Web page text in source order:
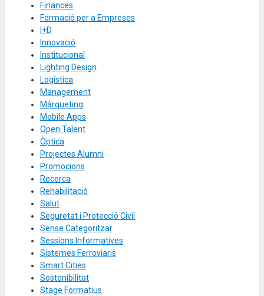
Finances
Formació per a Empreses
I+D
Innovació
Institucional
Lighting Design
Logística
Management
Màrqueting
Mobile Apps
Open Talent
Òptica
Projectes Alumni
Promocions
Recerca
Rehabilitació
Salut
Seguretat i Protecció Civil
Sense Categoritzar
Sessions Informatives
Sistemes Ferroviaris
Smart Cities
Sostenibilitat
Stage Formatius